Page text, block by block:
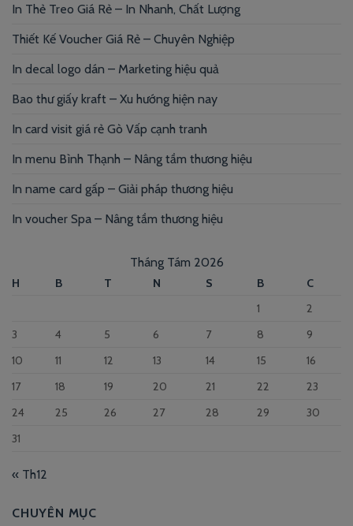
In Thẻ Treo Giá Rẻ – In Nhanh, Chất Lượng
Thiết Kế Voucher Giá Rẻ – Chuyên Nghiệp
In decal logo dán – Marketing hiệu quả
Bao thư giấy kraft – Xu hướng hiện nay
In card visit giá rẻ Gò Vấp cạnh tranh
In menu Bình Thạnh – Nâng tầm thương hiệu
In name card gấp – Giải pháp thương hiệu
In voucher Spa – Nâng tầm thương hiệu
Tháng Tám 2026
H B T N S B
C
1
2
3
4 5 6 7 8
9
10
11 12 13 14 15
16
17
18 19 20 21 22
23
24
25 26 27 28 29
30
31
« Th12
CHUYÊN MỤC